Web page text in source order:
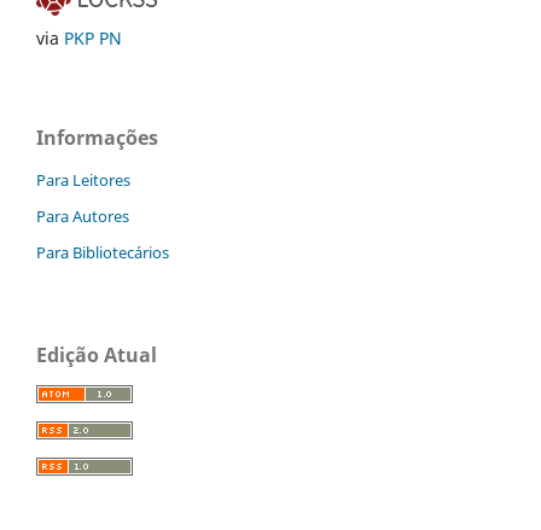
via PKP PN
Informações
Para Leitores
Para Autores
Para Bibliotecários
Edição Atual